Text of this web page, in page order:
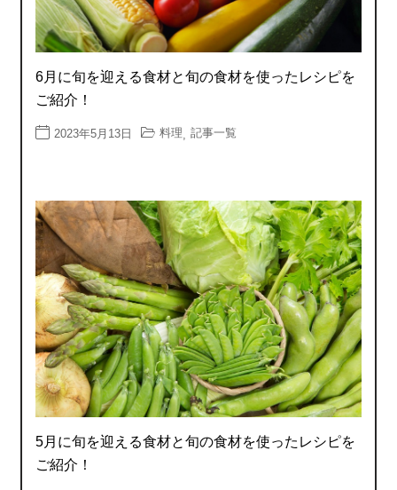
6月に旬を迎える食材と旬の食材を使ったレシピを
ご紹介！
2023年5月13日 料理, 記事一覧
5月に旬を迎える食材と旬の食材を使ったレシピを
ご紹介！